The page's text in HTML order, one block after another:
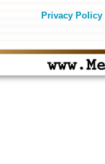
Privacy Policy